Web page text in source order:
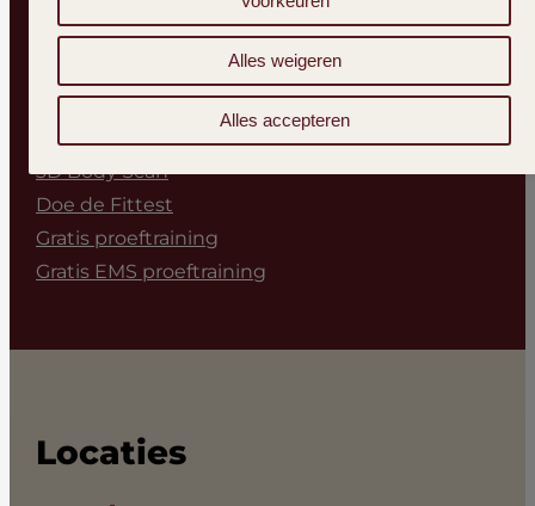
09:00-12:00
*Arnhem is gesloten op zaterdag
3D Body Scan
Doe de Fittest
Gratis proeftraining
Gratis EMS proeftraining
Locaties
Alles weigeren
Alles accepteren